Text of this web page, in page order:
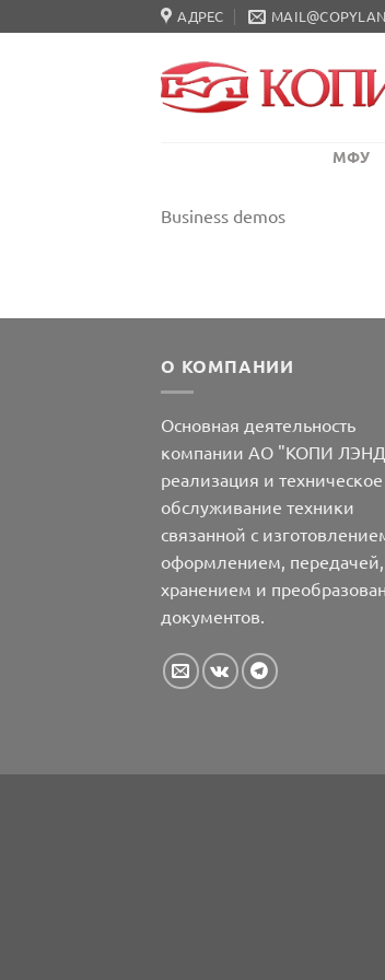
to
АДРЕС
МФУ
Business demos
О КОМПАНИИ
Основная деятельность
компании АО "КОПИ
реализация и техническое
обслуживание техники
связанной с
оформлением, передачей,
хранением и
документов.